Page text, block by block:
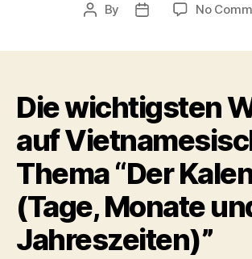
Post
By
Post
No
Die wichtigsten
auf
Thema “Der
(Tage, Monate
Jahreszeiten)”